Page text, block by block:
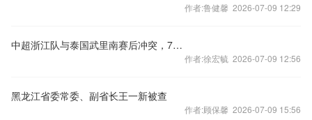
作者:鲁健馨 2026-07-09 12:29
中超浙江队与泰国武里南赛后冲突，7人被禁赛48场
作者:徐宏毓 2026-07-09 12:56
黑龙江省委常委、副省长王一新被查
作者:顾保馨 2026-07-09 15:56